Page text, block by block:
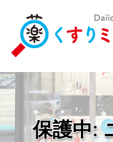
保護中: